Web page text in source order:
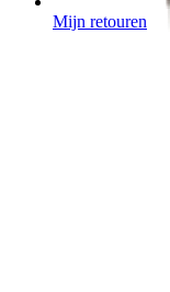
Mijn retouren